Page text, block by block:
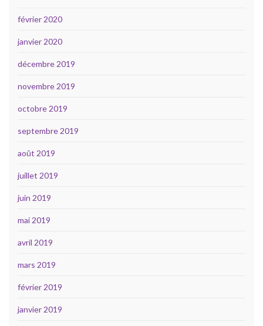
février 2020
janvier 2020
décembre 2019
novembre 2019
octobre 2019
septembre 2019
août 2019
juillet 2019
juin 2019
mai 2019
avril 2019
mars 2019
février 2019
janvier 2019